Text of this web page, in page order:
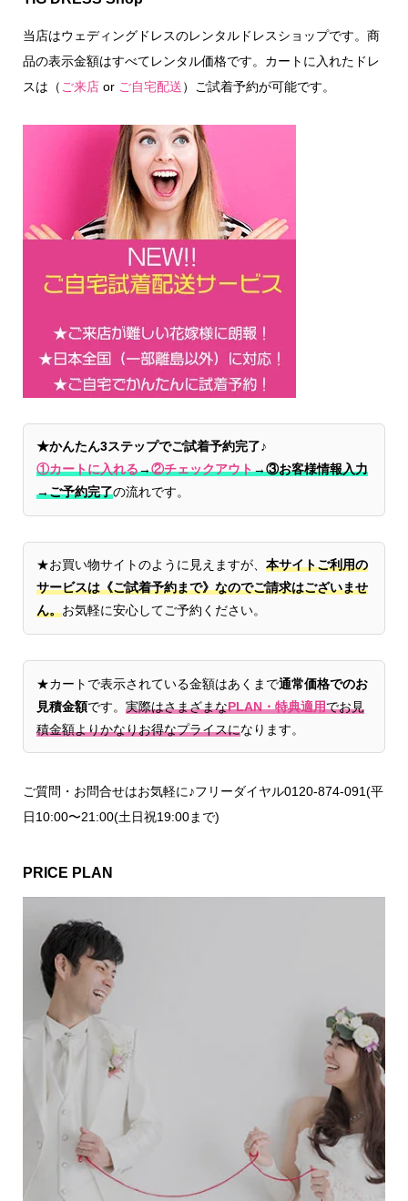
当店はウェディングドレスのレンタルドレスショップです。商
品の表示金額はすべてレンタル価格です。カートに入れたドレ
スは（ ご来店or ご自宅配送）ご試着予約が可能です。
★かんたん3ステップでご試着予約完了♪
①カートに入れる→②チェックアウト→③お客様情報入力
→ご予約完了の流れです。
★お買い物サイトのように見えますが、 本サイトご利用の
サービスは《ご試着予約まで》なのでご請求はございませ
ん。お気軽に安心してご予約ください。
★カートで表示されている金額はあくまで通常価格でのお
見積金額です。 実際はさまざまなPLAN・特典適用でお見
積金額よりかなりお得なプライスになります。
ご質問・お問合せはお気軽に♪フリーダイヤル0120-874-091(平
日10:00〜21:00(土日祝19:00まで)
PRICE PLAN